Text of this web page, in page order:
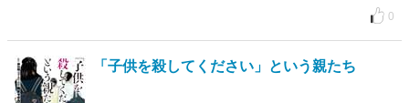
0
「子供を殺してください」という親たち